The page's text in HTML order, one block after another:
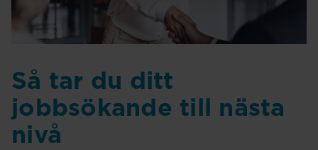
Så tar du ditt
jobbsökande till nästa
nivå